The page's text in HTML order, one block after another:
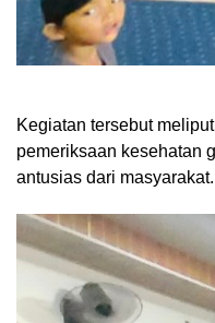
Kegiatan tersebut
pemeriksaan kesehatan
antusias dari masyarakat.